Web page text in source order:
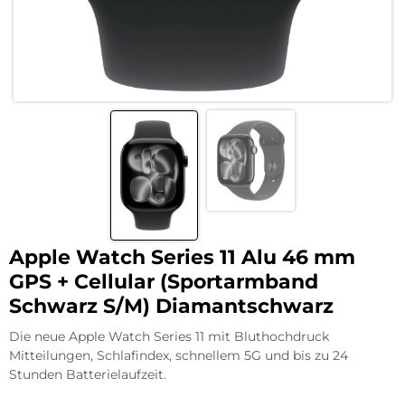
Apple Watch Series 11 Alu 46 mm
GPS + Cellular (Sportarmband
Schwarz S/M) Diamantschwarz
Die neue Apple Watch Series 11 mit Bluthochdruck
Mitteilungen, Schlafindex, schnellem 5G und bis zu 24
Stunden Batterielaufzeit.